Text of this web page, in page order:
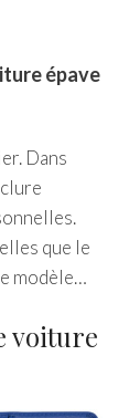
épave
Dans
que le
modèle…
voiture